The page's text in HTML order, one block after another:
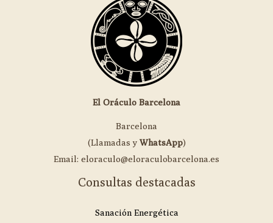
El Oráculo Barcelona
Barcelona
(Llamadas y WhatsApp)
Email: eloraculo@eloraculobarcelona.es
Consultas destacadas
Sanación Energética